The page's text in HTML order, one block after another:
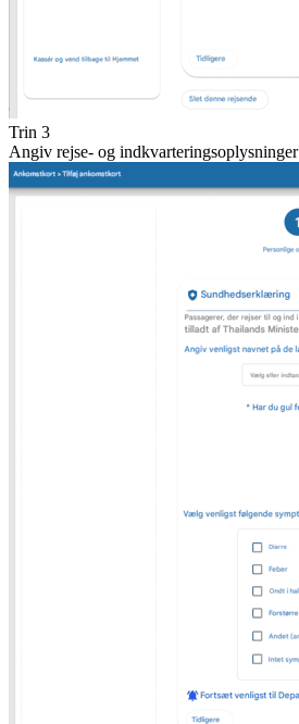
Trin 3
Angiv rejse- og indkvarteringsoplysninger